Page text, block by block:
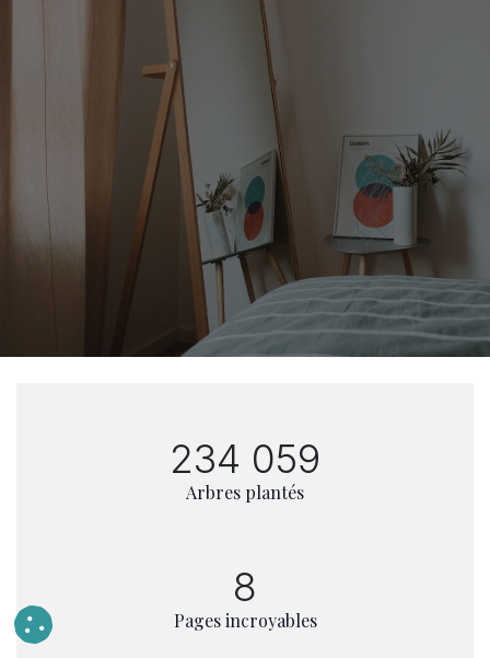
234 059
Arbres plantés
8
Pages incroyables